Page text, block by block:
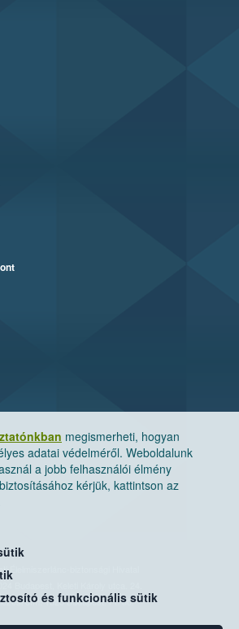
megismerheti, hogyan
adatai védelméről. Weboldalunk
a jobb felhasználói élmény
kérjük, kattintson az
és funkcionális sütik
Élelmiszerlánc-biztonsági Hivatal
cím: 1525 Budapest. Pf. 30.